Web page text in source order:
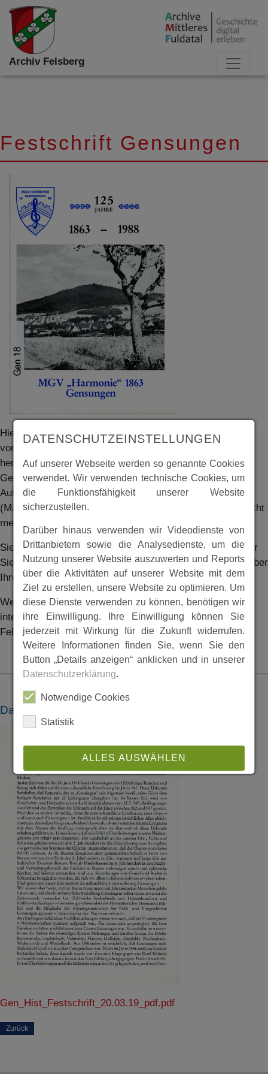
Archiv Felsberg
Festschrift Gensungen
Hier finden Sie im Anhang die Festschrift der Geschichte
von Gensungen, hier als Auszug aus der 1988
herausgegebenen Festschrift vom MGV Harmonie 1863
Gensungen in Verbindung mit dem Kreissängerfest 1988.
Autor des Textes ist Herr Heinz Kaiser. Der MGV
(Männergesangsverein) existiert heute in dieser Form nicht
mehr. In 1994 wurde er zum gemischten Gesangverein.
Sie können sich den Text hier auf der Seite ansehen, oder
Sie klicken auf die Pdf-Datei, die Sie dann automatisch über
Ihren Browser herunterladen.
Wenn Sie sich für die komplette Ausgabe der Festschrift
interessieren, melden Sie sich bitte im Stadtarchiv
Felsberg.
Dateien
Gen_Hist_Festschrift_20.03.19_pdf.pdf
Zurück
DATENSCHUTZEINSTELLUNGEN
Auf unserer Webseite werden so genannte Cookies
verwendet. Wir verwenden technische Cookies, um
die Funktionsfähigkeit unserer Website
sicherzustellen.
Darüber hinaus verwenden wir Videodienste von
Drittanbietern sowie die Analysedienste, um die
Nutzung unserer Website auszuwerten und Reports
über die Aktivitäten auf unserer Website mit dem
Ziel zu erstellen, unsere Website zu optimieren. Um
diese Dienste verwenden zu können, benötigen wir
ihre Einwilligung. Ihre Einwilligung können Sie
jederzeit mit Wirkung für die Zukunft widerrufen.
Weitere Informationen finden Sie, wenn Sie den
Button „Details anzeigen“ anklicken und in unserer
Datenschutzerklärung.
Notwendige Cookies
Statistik
ALLES AUSWÄHLEN
ABLEHNEN
SPEICHERN
Details anzeigen
Impressum|Datenschutz